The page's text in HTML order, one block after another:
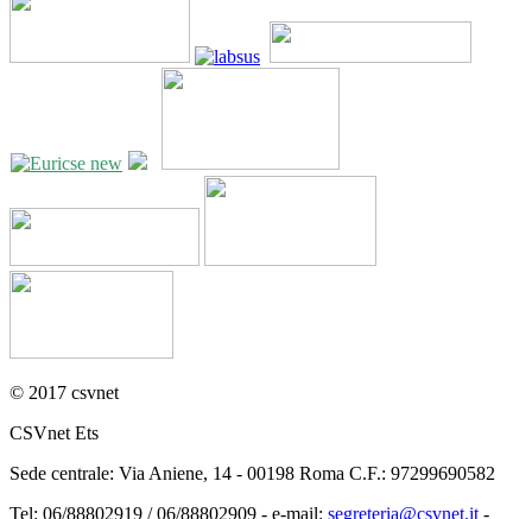
© 2017 csvnet
CSVnet Ets
Sede centrale: Via Aniene, 14 - 00198 Roma C.F.: 97299690582
Tel: 06/88802919 / 06/88802909 - e-mail: segreteria@csvnet.it -